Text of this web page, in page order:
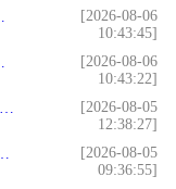
[2026-08-06
10:43:45]
[2026-08-06
10:43:22]
[2026-08-05
12:38:27]
[2026-08-05
09:36:55]